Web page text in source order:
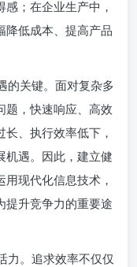
；在企业生产中，
降低成本、提高产品
的关键。面对复杂多
题，快速响应、高效
、执行效率低下，
机遇。因此，建立健
现代化信息技术，
提升竞争力的重要途
力。追求效率不仅仅